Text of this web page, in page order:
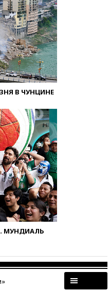
В ЧУНЦИНЕ
МУНДИАЛЬ